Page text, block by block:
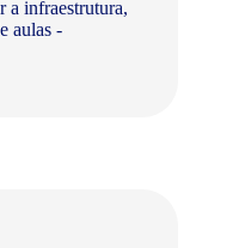
a infraestrutura,
aulas -